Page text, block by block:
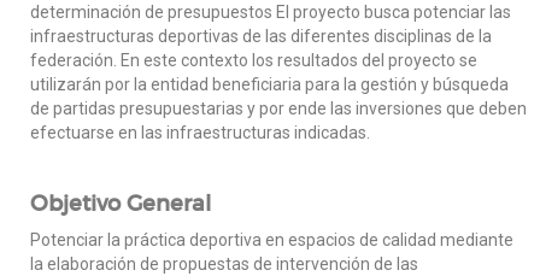
determinación de presupuestos El proyecto busca potenciar las
infraestructuras deportivas de las diferentes disciplinas de la
federación. En este contexto los resultados del proyecto se
utilizarán por la entidad beneficiaria para la gestión y búsqueda
de partidas presupuestarias y por ende las inversiones que deben
efectuarse en las infraestructuras indicadas.
Objetivo General
Potenciar la práctica deportiva en espacios de calidad mediante
la elaboración de propuestas de intervención de las